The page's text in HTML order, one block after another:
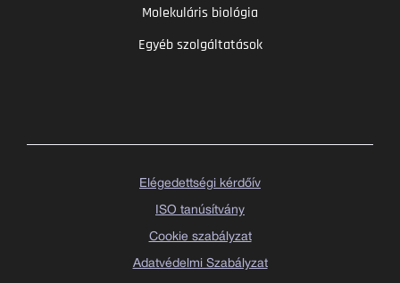
Molekuláris biológia
Egyéb szolgáltatások
Elégedettségi kérdőív
ISO tanúsítvány
Cookie szabályzat
Adatvédelmi Szabályzat